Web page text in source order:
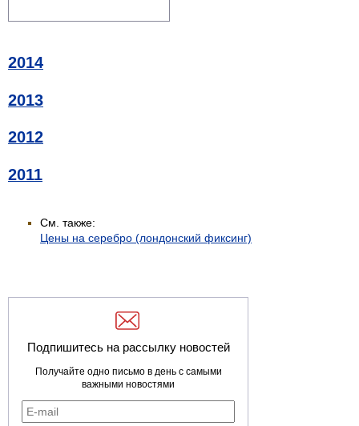
2014
2013
2012
2011
См. также:
Цены на серебро (лондонский фиксинг)
Подпишитесь на рассылку новостей
Получайте одно письмо в день с самыми
важными новостями